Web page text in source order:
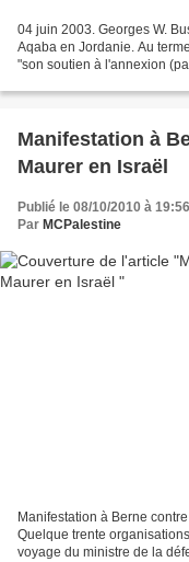
04 juin 2003. Georges W.
Aqaba en Jordanie. Au
"son soutien à l'annexion
Manifestation à
Maurer en Israël
Publié le 08/10/2010 à 19:56
Par MCPalestine
Manifestation à Berne
Quelque trente
voyage du ministre de la